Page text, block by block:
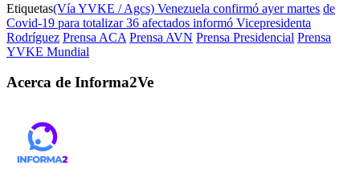
Etiquetas(Vía YVKE / Agcs) Venezuela confirmó ayer martes de
Covid-19 para totalizar 36 afectados informó Vicepresidenta
Rodríguez Prensa ACA Prensa AVN Prensa Presidencial Prensa
YVKE Mundial
Acerca de Informa2Ve